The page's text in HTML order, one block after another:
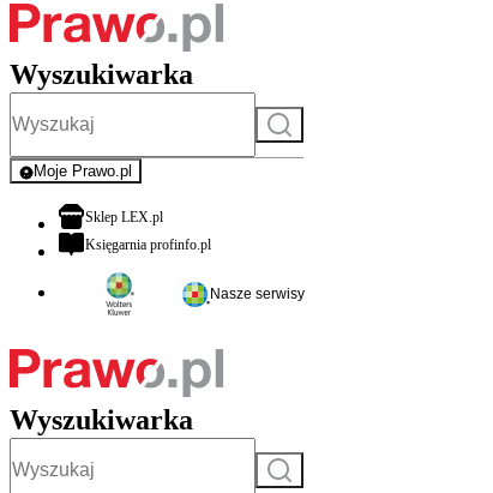
Wyszukiwarka
Szukaj
Moje Prawo.pl
- rejestracja i logowanie do serwisu
Sklep LEX.plotwiera się w nowej karcie
Księgarnia profinfo.plotwiera się w nowej karcie
Nasze serwisy
Wyszukiwarka
Szukaj